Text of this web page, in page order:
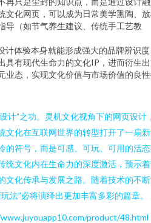
文化网页，可以成为日常美学熏陶、
导（如节气养生建议、传统手工艺教
计体验本身就能形成强大的品牌辨识
具有现代生命力的文化IP，进而衍生
业态，实现文化价值与市场价值的良
计”之功。灵机文化视角下的网页设计
文化在互联网世界的转型打开了一扇
的符号，而是可感、可玩、可用的活
统文化内在生命力的深度激活，预示
文化传承与发展之路。随着技术的不
法”必将演绎出更加丰富多彩的篇章。
product/48.html